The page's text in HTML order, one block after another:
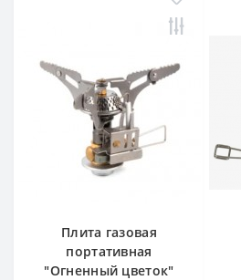
Плита газовая
портативная
"Огненный цветок"